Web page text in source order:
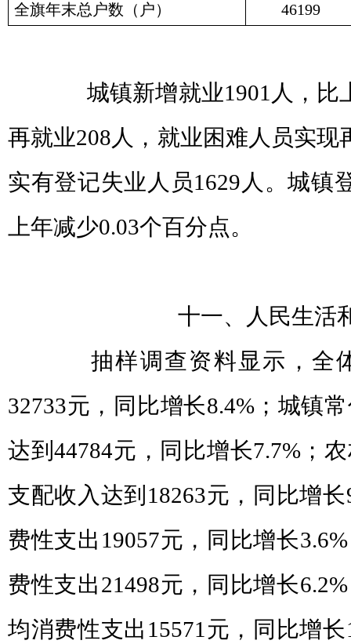
全旗年末总户数（户） 46199
城镇新增就业1901人，比
再就业208人，就业困难人员实现
实有登记失业人员1629人。城镇
上年减少0.03个百分点。
十一、人民生活
抽样调查资料显示，全
32733元，同比增长8.4%；城镇
达到44784元，同比增长7.7%；
支配收入达到18263元，同比增
费性支出19057元，同比增长
费性支出21498元，同比增长
均消费性支出15571元，同比增